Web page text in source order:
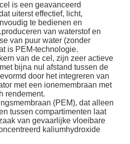
is een geavanceerd
uiterst effectief, licht,
te bedienen en
van waterstof en
van puur water (zonder
is PEM-technologie.
van de cel, zijn zeer actieve
bijna nul afstand tussen de
door het integreren van
met een ionemembraan met
rendement.
(PEM), dat alleen
tussen compartimenten laat
van gevaarlijke vloeibare
kaliumhydroxide